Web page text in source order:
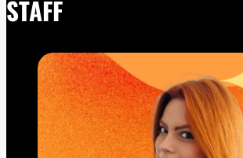
STAFF